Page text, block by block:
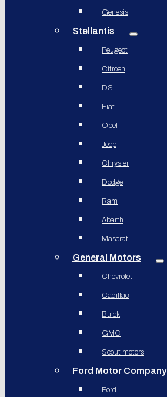
Genesis
Stellantis
Peugeot
Citroen
DS
Fiat
Opel
Jeep
Chrysler
Dodge
Ram
Abarth
Maserati
General Motors
Chevrolet
Cadillac
Buick
GMC
Scout motors
Ford Motor Company
Ford